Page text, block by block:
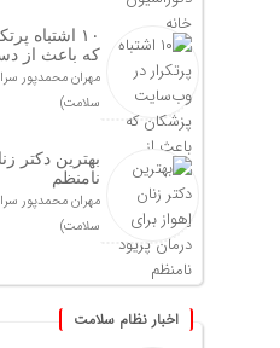
۱۰ اشتباه
که باعث از
مهران محمدپور
سلامت)
بهترین دکتر
نامنظم
مهران محمدپور
سلامت)
اخبار نظام سلامت